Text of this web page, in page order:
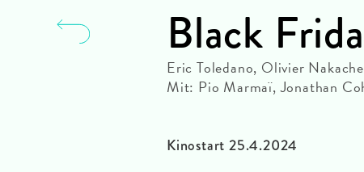
Black
Eric Toledano, Olivier
Mit: Pio Marmaï, Jonathan
Kinostart 25.4.2024